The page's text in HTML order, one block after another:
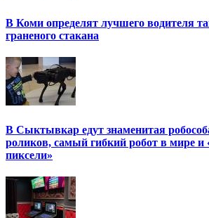
В Коми определят лучшего водителя
граненого стакана
В Сыктывкар едут знаменитая
роликов, самый гибкий робот в мире
пиксели»